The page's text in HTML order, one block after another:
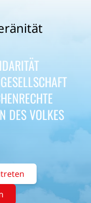
DES VOLKES